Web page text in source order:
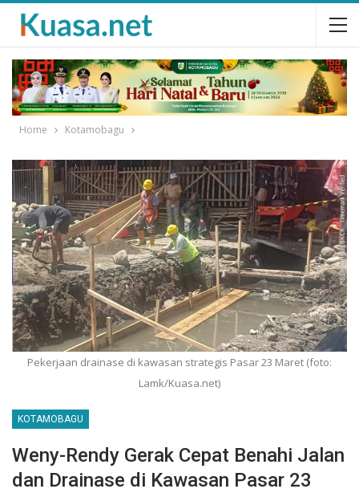
Home Kotamobagu
Pekerjaan drainase di kawasan strategis Pasar 23 Maret (foto:
Lamk/Kuasa.net)
KOTAMOBAGU
Weny-Rendy Gerak Cepat Benahi Jalan
dan Drainase di Kawasan Pasar 23